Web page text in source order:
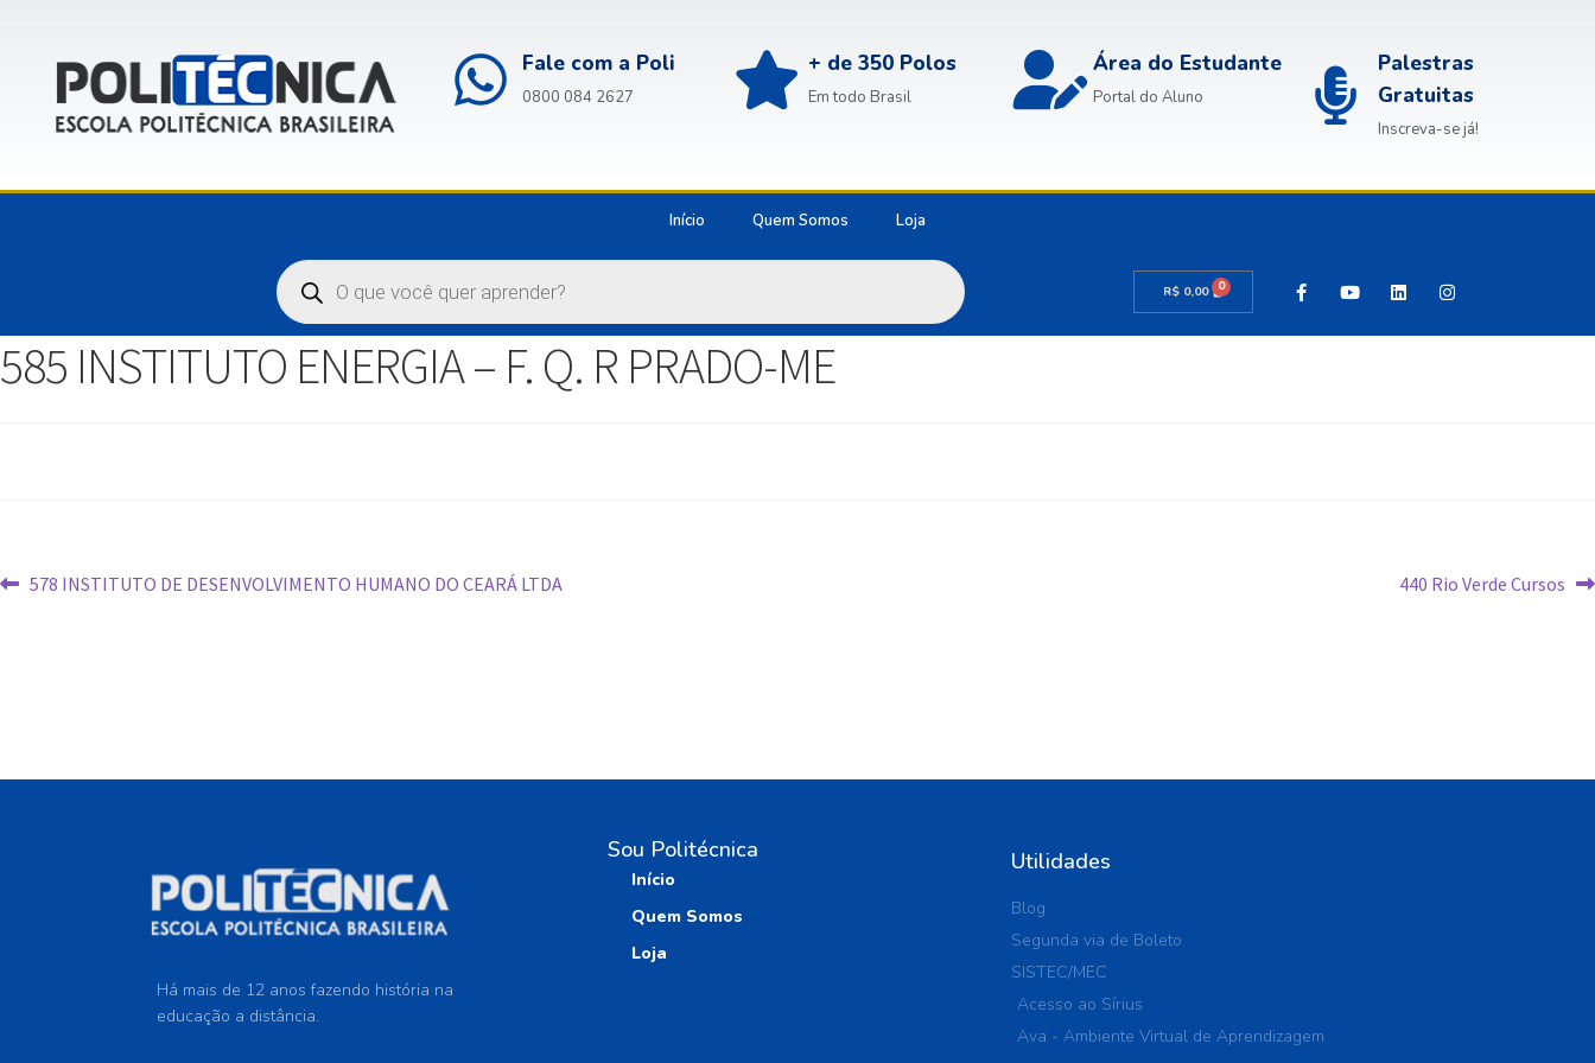
Fale com a Poli
0800 084 2627
+ de 350 Polos
Em todo Brasil
Área do Estudante
Portal do Aluno
Palestras
Gratuitas
Inscreva-se já!
Início Quem Somos Loja
R$ 0,00 0
585 INSTITUTO ENERGIA – F. Q. R PRADO-ME
578 INSTITUTO DE DESENVOLVIMENTO HUMANO DO CEARÁ LTDA 440 Rio Verde Cursos
Há mais de 12 anos fazendo história na
educação a distância.
Sou Politécnica
Início
Quem Somos
Loja
Utilidades
Blog
Segunda via de Boleto
SISTEC/MEC
Acesso ao Sírius
Ava - Ambiente Virtual de Aprendizagem